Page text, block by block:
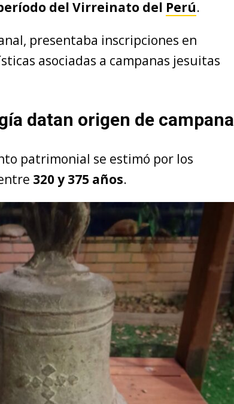
del Virreinato del Perú.
presentaba inscripciones en
asociadas a campanas jesuitas
datan origen de campana
patrimonial se estimó por los
320 y 375 años.